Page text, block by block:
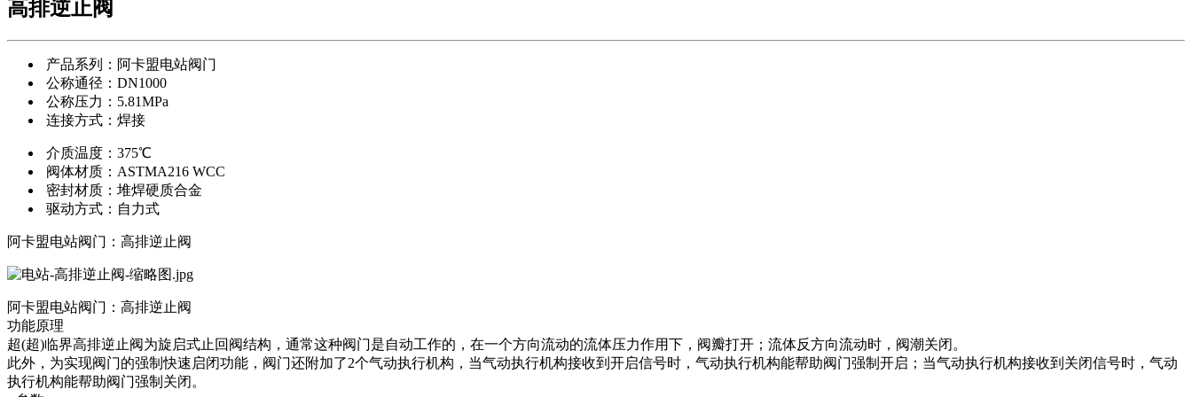
高排逆止阀
产品系列：阿卡盟电站阀门
公称通径：DN1000
公称压力：5.81MPa
连接方式：焊接
介质温度：375℃
阀体材质：ASTMA216 WCC
密封材质：堆焊硬质合金
驱动方式：自力式
阿卡盟电站阀门：高排逆止阀
阿卡盟电站阀门：高排逆止阀
功能原理
超(超)临界高排逆止阀为旋启式止回阀结构，通常这种阀门是自动工作的，在一个方向流动的流体压力作用下，阀瓣打开；流体反方向流动时，阀潮关闭。
此外，为实现阀门的强制快速启闭功能，阀门还附加了2个气动执行机构，当气动执行机构接收到开启信号时，气动执行机构能帮助阀门强制开启；当气动执行机构接收到关闭信号时， 气动
执行机构能帮助阀门强制关闭。